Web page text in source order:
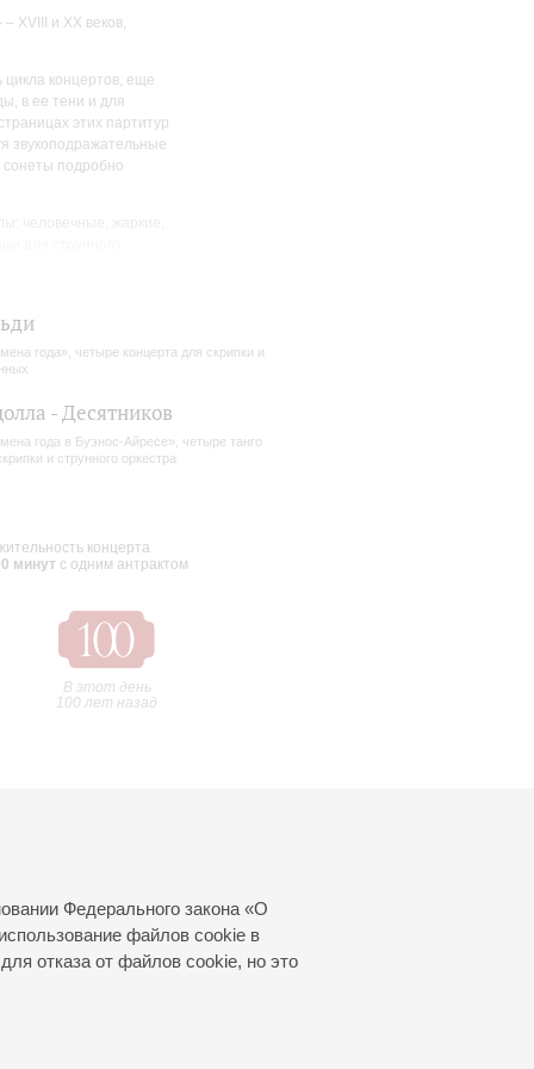
Федерального закона «О
файлов cookie в
отказа от файлов cookie, но это
XVIII и XX веков,
концертов, еще
в ее тени и для
этих партитур
звукоподражательные
подробно
года», четыре концерта для скрипки и
- Десятников
года в Буэнос-Айресе», четыре танго
и струнного оркестра
концерта
минут с одним антрактом
В этот день
100 лет назад